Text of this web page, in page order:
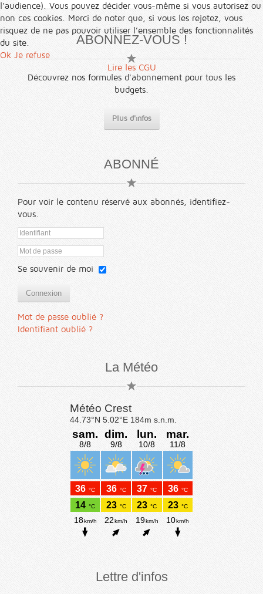
ABONNEZ-VOUS !
Découvrez nos formules d'abonnement pour tous les
budgets.
Plus d'infos
ABONNÉ
Pour voir le contenu réservé aux abonnés, identifiez-
vous.
Se souvenir de moi
Connexion
Mot de passe oublié ?
Identifiant oublié ?
La Météo
Lettre d'infos
l'audience). Vous pouvez décider vous-même si vous autorisez ou
non ces cookies. Merci de noter que, si vous les rejetez, vous
risquez de ne pas pouvoir utiliser l’ensemble des fonctionnalités
du site.
Ok Je refuse
Lire les CGU